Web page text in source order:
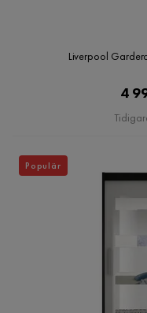
Liverpool
4
Populär